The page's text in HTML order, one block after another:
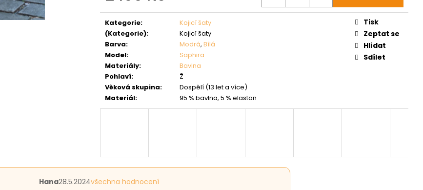
cena:
Kategorie:
Kojicí šaty
(Kategorie):
Kojicí šaty
Barva: Modrá, Bílá
Model:
Saphira
Materiály:
Bavlna
Pohlaví:
Ž
Věková skupina:
Dospělí (13 let a více)
Materiál: 95 % bavlna, 5 % elastan
Tisk
Zeptat se
Hlídat
Sdílet
Hodnocení
Hana28.5.2024všechna hodnocení